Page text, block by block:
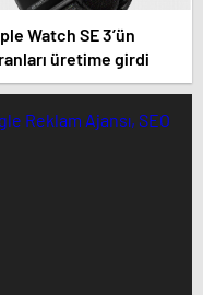
Watch SE 3’ün
üretime girdi